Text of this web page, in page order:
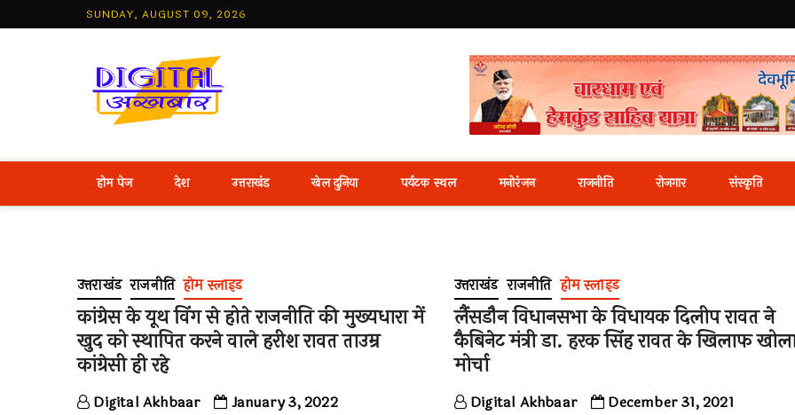
to
SUNDAY, AUGUST 09, 2026
Best Hindi News Portal
होम पेज देश उत्तराखंड खेल दुनिया पर्यटक स्थल मनोरंजन राजनीति रोजगार संस्कृति
उत्तराखंड राजनीति होम स्लाइड
कांग्रेस के यूथ व‍िंग से होते राजनीति की मुख्यधारा में
खुद को स्थापित करने वाले हरीश रावत ताउम्र
कांग्रेसी ही रहे
Digital Akhbaar January 3, 2022
उत्तराखंड राजनीति होम स्लाइड
लैंसडौन विधानसभा के विधायक दिलीप रावत ने
कैबिनेट मंत्री डा. हरक सिंह रावत के खिलाफ
मोर्चा
Digital Akhbaar December 31, 2021